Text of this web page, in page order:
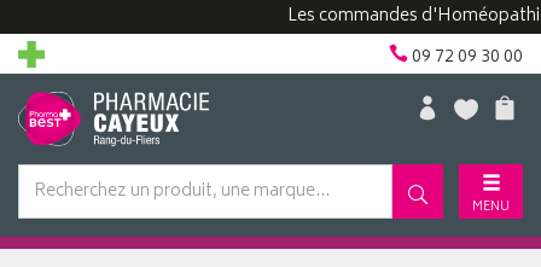
Les commandes d'Homéopathie
09 72 09 30 00
MENU